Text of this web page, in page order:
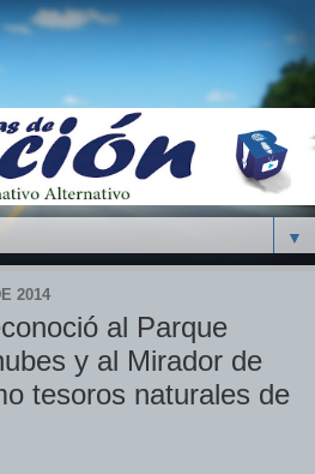
▼
2014
al Parque
y al Mirador de
tesoros naturales de